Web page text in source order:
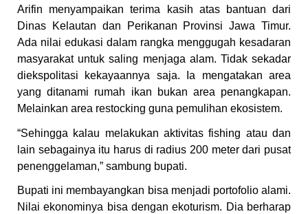
Arifin menyampaikan terima kasih atas bantuan dari
Dinas Kelautan dan Perikanan Provinsi Jawa Timur.
Ada nilai edukasi dalam rangka menggugah kesadaran
masyarakat untuk saling menjaga alam. Tidak sekadar
diekspolitasi kekayaannya saja. Ia mengatakan area
yang ditanami rumah ikan bukan area penangkapan.
Melainkan area restocking guna pemulihan ekosistem.
“Sehingga kalau melakukan aktivitas fishing atau dan
lain sebagainya itu harus di radius 200 meter dari pusat
penenggelaman,” sambung bupati.
Bupati ini membayangkan bisa menjadi portofolio alami.
Nilai ekonominya bisa dengan ekoturism. Dia berharap